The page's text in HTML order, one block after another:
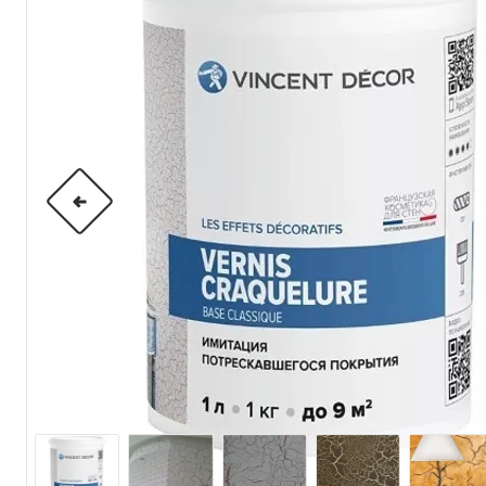
под декоративные
для паркета и
для стен, потолков
для мебели
для бани и сауны
для бетона и камня
масла для внутренних